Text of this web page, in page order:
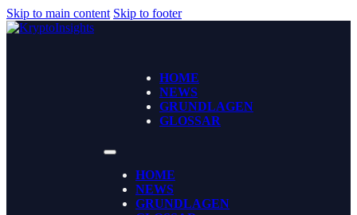
Skip to main content Skip to footer
HOME
NEWS
GRUNDLAGEN
GLOSSAR
HOME
NEWS
GRUNDLAGEN